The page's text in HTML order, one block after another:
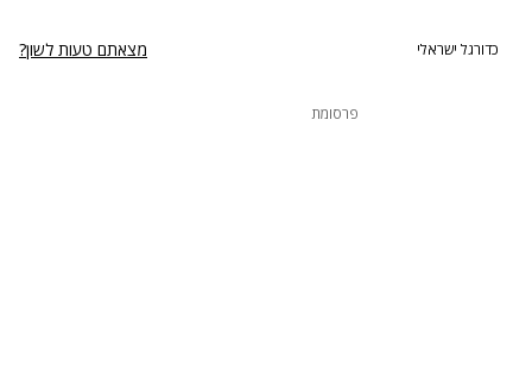
כדורגל ישראלי מצאתם טעות לשון?
פרסומת